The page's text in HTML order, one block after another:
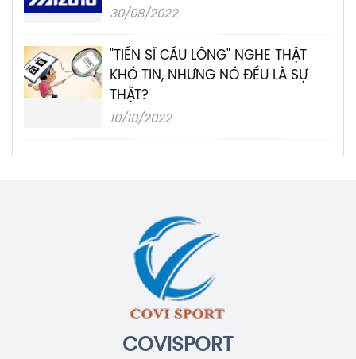
30/08/2022
"TIẾN SĨ CẦU LÔNG" NGHE THẬT
KHÓ TIN, NHƯNG NÓ ĐỀU LÀ SỰ
THẬT?
10/10/2022
COVISPORT